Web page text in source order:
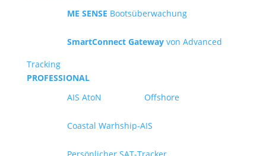
ME SENSE Bootsüberwachung
SmartConnect Gatewayvon Advanced
Tracking
PROFESSIONAL
AIS AtoN
Offshore
Coastal Warhship-AIS